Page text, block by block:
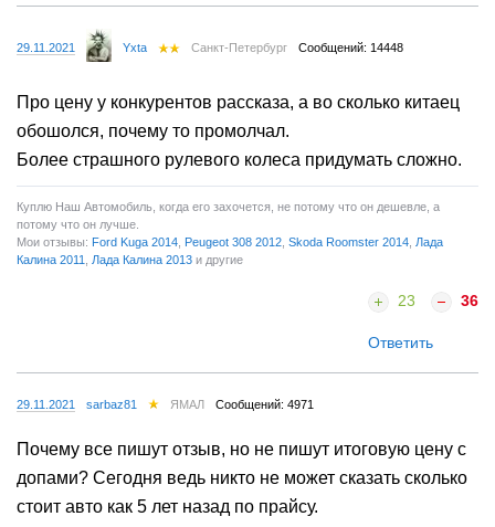
29.11.2021 Yxta Санкт-Петербург Сообщений: 14448
Про цену у конкурентов рассказа, а во сколько китаец
обошолся, почему то промолчал.
Более страшного рулевого колеса придумать сложно.
Куплю Наш Автомобиль, когда его захочется, не потому что он дешевле, а
потому что он лучше.
Мои отзывы: Ford Kuga 2014 Peugeot 308 2012 Skoda Roomster 2014 Лада
Калина 2011
Лада Калина 2013 и другие
23 36
Ответить
29.11.2021 sarbaz81 ЯМАЛ Сообщений: 4971
Почему все пишут отзыв, но не пишут итоговую цену с
допами? Сегодня ведь никто не может сказать сколько
стоит авто как 5 лет назад по прайсу.